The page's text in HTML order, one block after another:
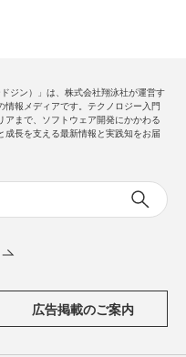
ドジン）」は、株式会社翔泳社が運営す
情報メディアです。テクノロジー入門
アまで、ソフトウェア開発にかかわる
成長を支える最新情報と実践知をお届
広告掲載のご案内